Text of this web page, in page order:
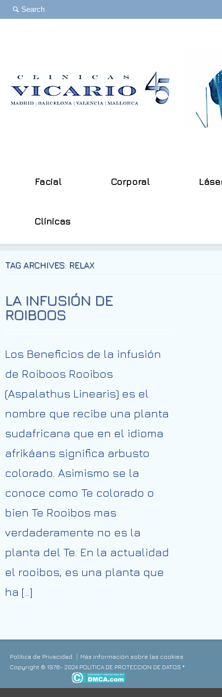
Facial Corporal
Clínicas
TAG ARCHIVES: RELAX
LA INFUSIÓN DE
ROIBOOS
Los Beneficios de la infusión
de Roiboos Rooibos
(Aspalathus Linearis) es el
nombre que recibe una planta
sudafricana que en el idioma
afrikáans significa arbusto
colorado. Asimismo se la
conoce como Te colorado o
bien Te Rooibos mas
verdaderamente no es la
planta del Te. En la actualidad
el rooibos, es una planta que
ha […]
Política de Privacidad
Más información sobre las cookies
Copyright © 1978- 2024 POLITICA DE PROTECCION DE DATOS *